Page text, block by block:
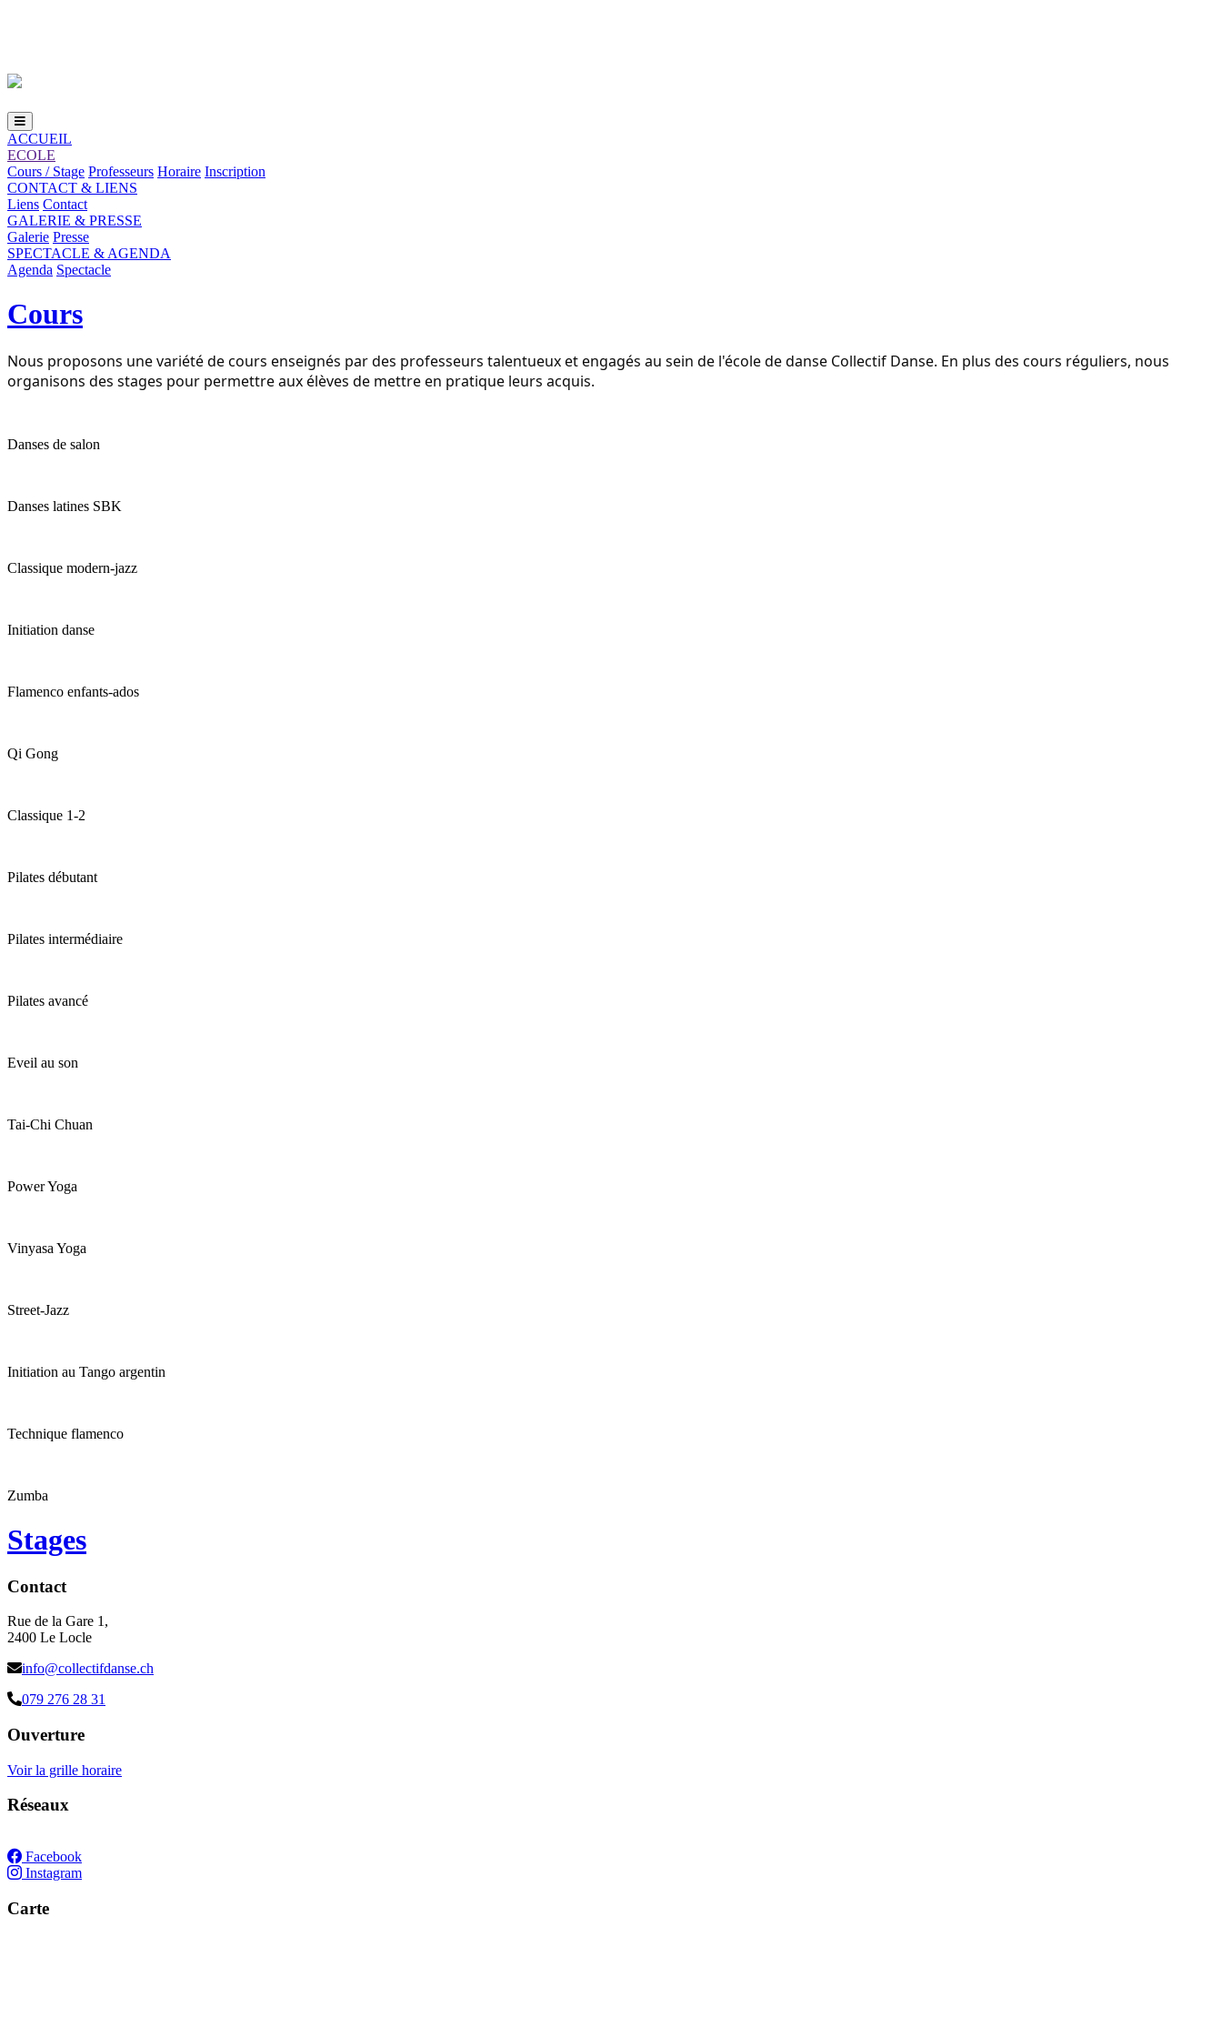
ACCUEIL
ECOLE
Cours / Stage Professeurs Horaire Inscription
CONTACT & LIENS
Liens Contact
GALERIE & PRESSE
Galerie Presse
SPECTACLE & AGENDA
Agenda Spectacle
Cours
Nous proposons une variété de cours enseignés par des professeurs talentueux et engagés au sein de l'école de danse Collectif Danse. En plus des cours réguliers, nous
organisons des stages pour permettre aux élèves de mettre en pratique leurs acquis.
Danses de salon
Danses latines SBK
Classique modern-jazz
Initiation danse
Flamenco enfants-ados
Qi Gong
Classique 1-2
Pilates débutant
Pilates intermédiaire
Pilates avancé
Eveil au son
Tai-Chi Chuan
Power Yoga
Vinyasa Yoga
Street-Jazz
Initiation au Tango argentin
Technique flamenco
Zumba
Stages
Contact
Rue de la Gare 1,
2400 Le Locle
info@collectifdanse.ch
079 276 28 31
Ouverture
Voir la grille horaire
Réseaux
Facebook
Instagram
Carte